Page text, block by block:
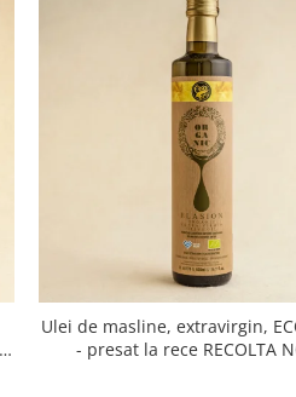
Ulei de masline, extravirgin,
- presat la rece RECOLTA